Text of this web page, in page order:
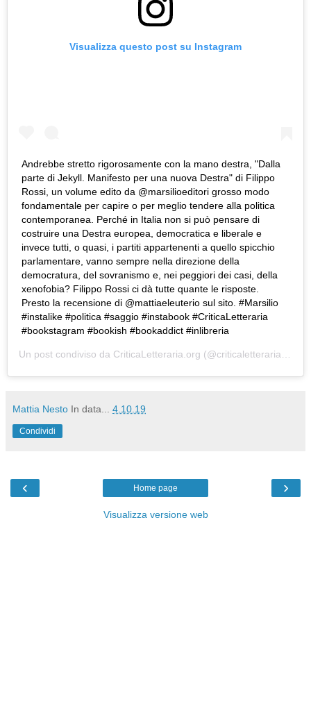
Visualizza questo post su Instagram
Andrebbe stretto rigorosamente con la mano destra, "Dalla
parte di Jekyll. Manifesto per una nuova Destra" di Filippo
Rossi, un volume edito da @marsilioeditori grosso modo
fondamentale per capire o per meglio tendere alla politica
contemporanea. Perché in Italia non si può pensare di
costruire una Destra europea, democratica e liberale e
invece tutti, o quasi, i partiti appartenenti a quello spicchio
parlamentare, vanno sempre nella direzione della
democratura, del sovranismo e, nei peggiori dei casi, della
xenofobia? Filippo Rossi ci dà tutte quante le risposte.
Presto la recensione di @mattiaeleuterio sul sito. #Marsilio
#instalike #politica #saggio #instabook #CriticaLetteraria
#bookstagram #bookish #bookaddict #inlibreria
Un post condiviso da CriticaLetteraria.org (@criticaletteraria) in data:
Mattia Nesto In data... 4.10.19
Condividi
‹ ›
Home page
Visualizza versione web